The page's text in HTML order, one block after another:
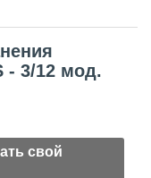
- 3/12 мод.
свой